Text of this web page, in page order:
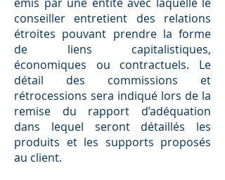
conseiller entretient des relations
étroites pouvant prendre la forme
de liens capitalistiques,
économiques ou contractuels. Le
détail des commissions et
rétrocessions sera indiqué lors de la
remise du rapport d’adéquation
dans lequel seront détaillés les
produits et les supports proposés
au client.